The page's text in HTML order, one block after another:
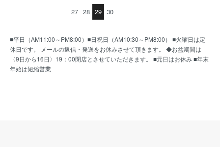
27 28 29 30
■平日（AM11:00～PM8:00）■日祝日（AM10:30～PM8:00） ■火曜日は定
休日です。 メールの返信・発送をお休みさせて頂きます。 ◆お盆期間は
〈9日から16日〉19：00閉店とさせていただきます。 ■元日はお休み ■年末
年始は短縮営業